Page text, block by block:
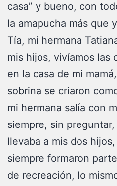
casa” y bueno, con
la amapucha más que
Tía, mi hermana
mis hijos, vivíamos las
en la casa de mi
sobrina se criaron
mi hermana salía con
siempre, sin
llevaba a mis dos
siempre formaron
de recreación, lo